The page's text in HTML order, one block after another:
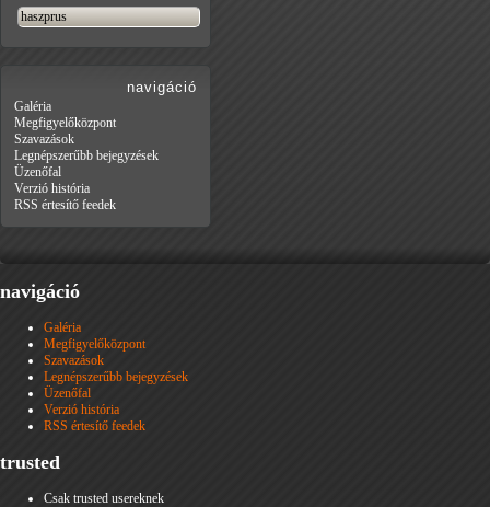
navigáció
Galéria
Megfigyelőközpont
Szavazások
Legnépszerűbb bejegyzések
Üzenőfal
Verzió história
RSS értesítő feedek
navigáció
Galéria
Megfigyelőközpont
Szavazások
Legnépszerűbb bejegyzések
Üzenőfal
Verzió história
RSS értesítő feedek
trusted
Csak trusted usereknek